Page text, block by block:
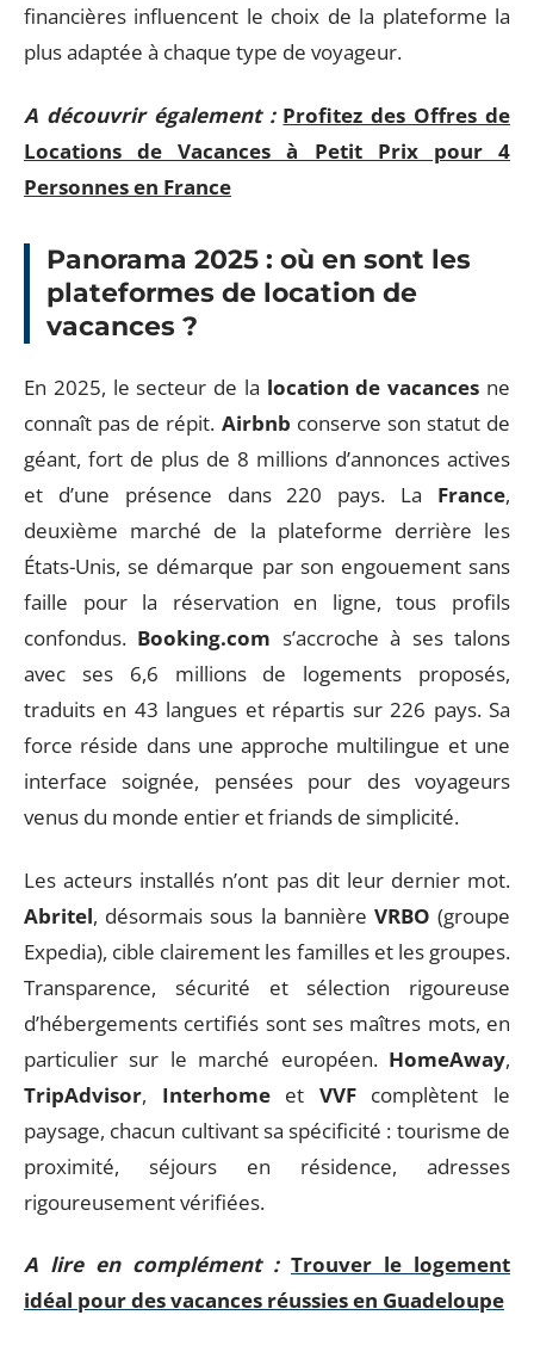
financières influencent le choix de la plateforme la
plus adaptée à chaque type de voyageur.
A découvrir également : Profitez des Offres de
Locations de Vacances à Petit Prix pour 4
Personnes en France
Panorama 2025 : où en sont les
plateformes de location de
vacances ?
En 2025, le secteur de la location de vacances ne
connaît pas de répit. Airbnb conserve son statut de
géant, fort de plus de 8 millions d’annonces actives
et d’une présence dans 220 pays. La France,
deuxième marché de la plateforme derrière les
États-Unis, se démarque par son engouement sans
faille pour la réservation en ligne, tous profils
confondus. Booking.com s’accroche à ses talons
avec ses 6,6 millions de logements proposés,
traduits en 43 langues et répartis sur 226 pays. Sa
force réside dans une approche multilingue et une
interface soignée, pensées pour des voyageurs
venus du monde entier et friands de simplicité.
Les acteurs installés n’ont pas dit leur dernier mot.
Abritel, désormais sous la bannière VRBO (groupe
Expedia), cible clairement les familles et les groupes.
Transparence, sécurité et sélection rigoureuse
d’hébergements certifiés sont ses maîtres mots, en
particulier sur le marché européen. HomeAway,
TripAdvisor, Interhomeet VVFcomplètent le
paysage, chacun cultivant sa spécificité : tourisme de
proximité, séjours en résidence, adresses
rigoureusement vérifiées.
A lire en complément : Trouver le logement
idéal pour des vacances réussies en Guadeloupe